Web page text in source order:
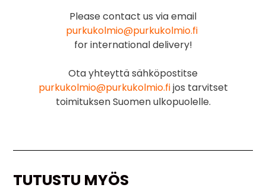
Please contact us via email
purkukolmio@purkukolmio.fi
for international delivery!
Ota yhteyttä sähköpostitse
purkukolmio@purkukolmio.fijos tarvitset
toimituksen Suomen ulkopuolelle.
TUTUSTU MYÖS